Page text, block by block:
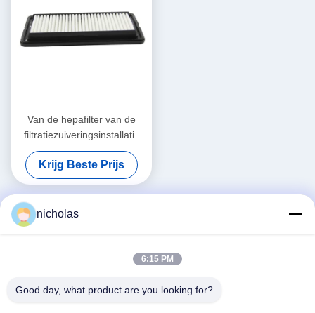
Van de hepafilter van de
filtratiezuiveringsinstallatie
de Vervangingsoem
vervangt de
Standaardgrootte voor
HYUNDAI ATOS 28113-
02510
Krijg Beste Prijs
nicholas
6:15 PM
Good day, what product are you looking for?